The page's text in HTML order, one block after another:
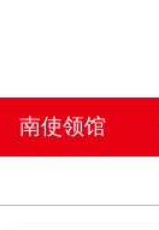
南使领馆